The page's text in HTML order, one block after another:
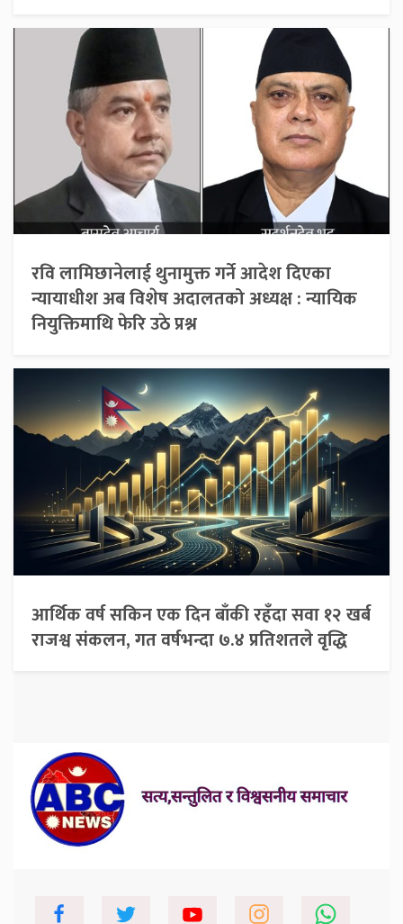
रवि लामिछानेलाई थुनामुक्त गर्ने आदेश दिएका
न्यायाधीश अब विशेष अदालतको अध्यक्ष : न्यायिक
नियुक्तिमाथि फेरि उठे प्रश्न
आर्थिक वर्ष सकिन एक दिन बाँकी रहँदा सवा १२ खर्ब
राजश्व संकलन, गत वर्षभन्दा ७.४ प्रतिशतले वृद्धि